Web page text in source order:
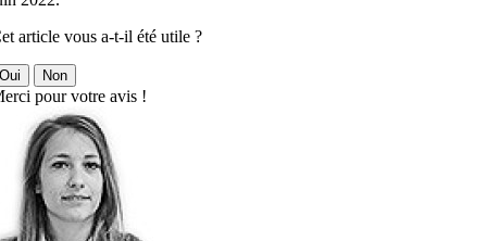
article vous a-t-il été utile ?
Non
pour votre avis !